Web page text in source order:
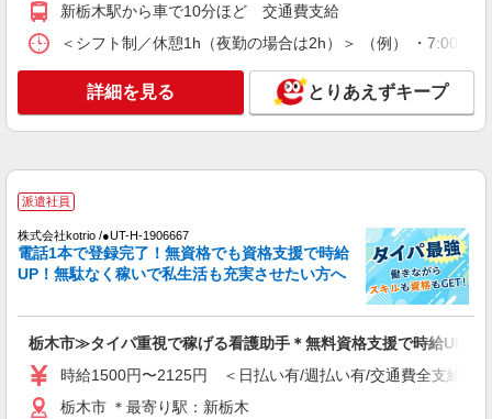
不要！ブランクOK◎
時給2000円〜2500円＜交通費全額支給(ガソリ
栃木市 ＊最寄り駅：新栃木
キープ 詳細を見る
株式会社kotrio /●UT-H-1959677
20代〜50代活躍中！デイサービスの看護師＊
残業なし◎日勤のみ
時給2000円〜2500円＜交通費全額支給(ガソリ
キープ 詳細を見る
新栃木駅から車で10分ほど 交通費支給
＜シフト制／休憩1h（夜勤の場合は2h）＞ （例） ・7:00
詳細を見る とりあえずキープ
派遣社員
株式会社kotrio /●UT-H-1906667
電話1本で登録完了！無資格でも資格支援で時給
UP！無駄なく稼いで私生活も充実させたい方へ
栃木市≫タイパ重視で稼げる看護助手＊無料資格支援で時給UP
時給1500円〜2125円 ＜日払い有/週払い有/交通費全支給(ガ
栃木市 ＊最寄り駅：新栃木